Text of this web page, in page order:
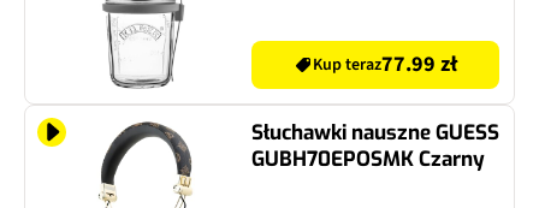
Kup teraz77.99 zł
Słuchawki nauszne GUESS
GUBH70EPOSMK Czarny